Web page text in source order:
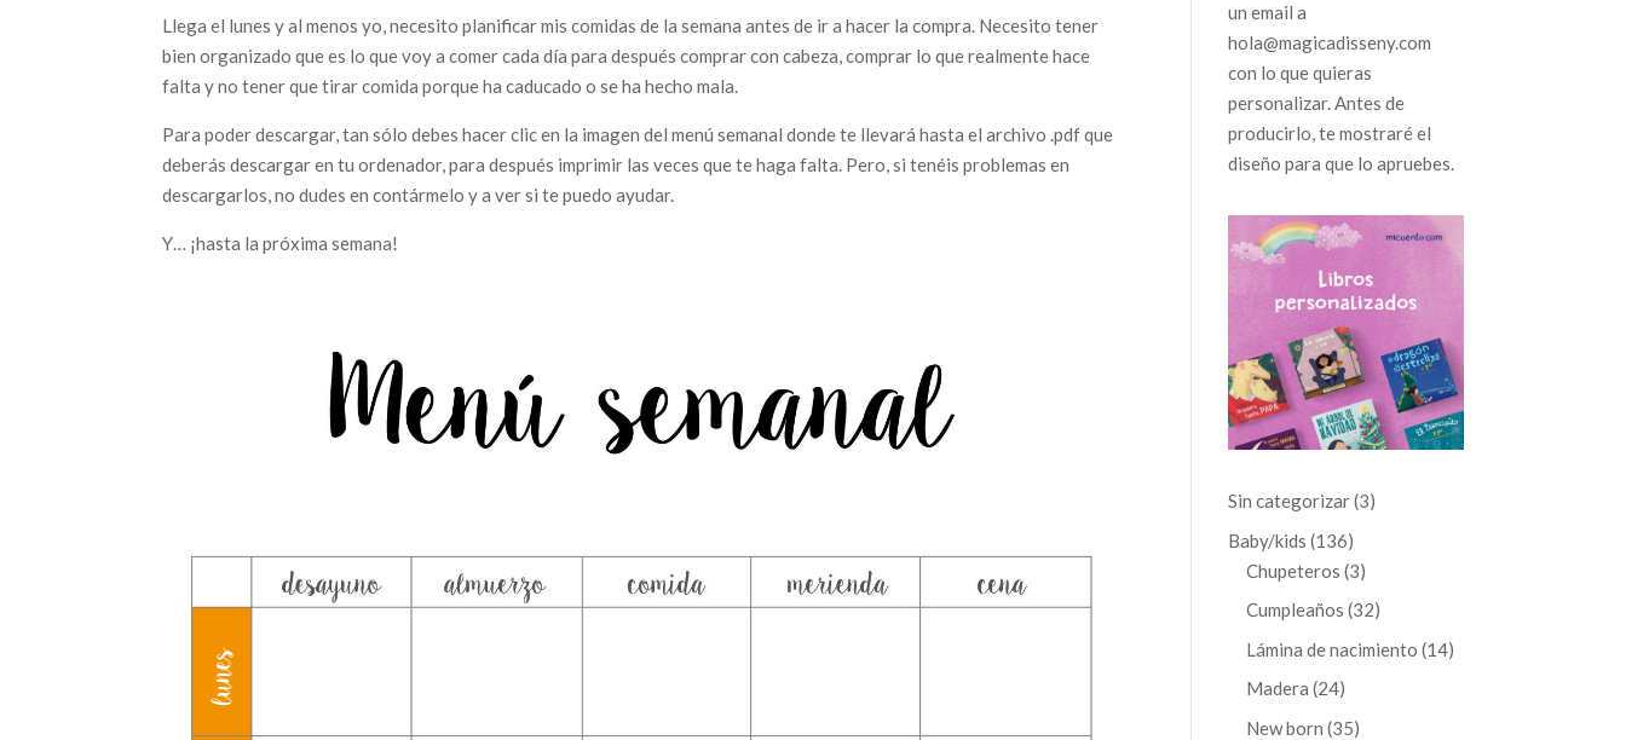
Llega el lunes y al menos yo, necesito planificar mis comidas de la semana antes de ir a hacer la compra. Necesito tener
bien organizado que es lo que voy a comer cada día para después comprar con cabeza, comprar lo que realmente hace
falta y no tener que tirar comida porque ha caducado o se ha hecho mala.
Para poder descargar, tan sólo debes hacer clic en la imagen del menú semanal donde te llevará hasta el archivo .pdf que
deberás descargar en tu ordenador, para después imprimir las veces que te haga falta. Pero, si tenéis problemas en
descargarlos, no dudes en contármelo y a ver si te puedo ayudar.
Y… ¡hasta la próxima semana!
un email a
hola@magicadisseny.com
con lo que quieras
personalizar. Antes de
producirlo, te mostraré el
diseño para que lo apruebes.
Sin categorizar 33
Baby/kids 136136
productos
Chupeteros 33
productos
Cumpleaños 3232
productos
Lámina de nacimiento 1414
Madera 2424
productos
New born 3535